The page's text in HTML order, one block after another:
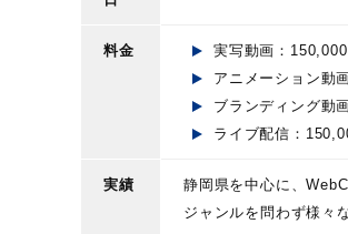
料金
実写動画：
アニメーション動
ブランディング動
ライブ配信：
実績
静岡県を中心に、
ジャンルを問わず様々